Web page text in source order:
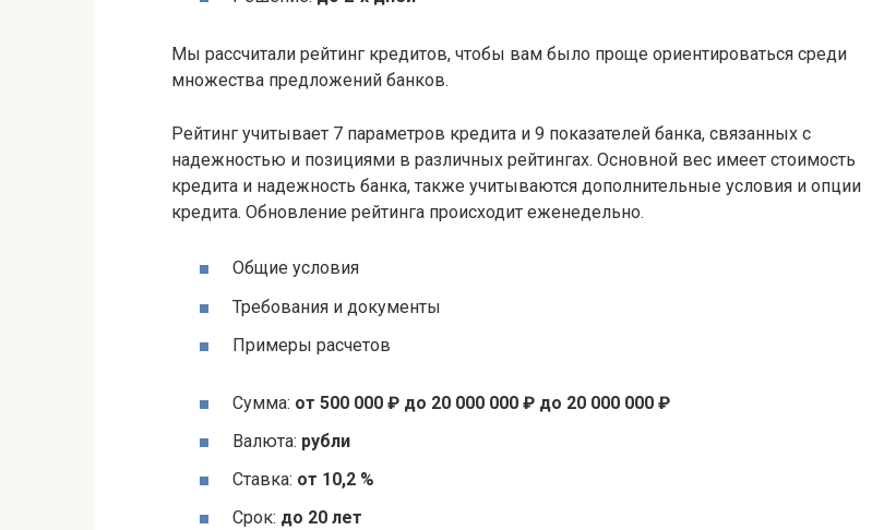
Мы рассчитали рейтинг кредитов, чтобы вам было проще ориентироваться среди
множества предложений банков.
Рейтинг учитывает 7 параметров кредита и 9 показателей банка, связанных с
надежностью и позициями в различных рейтингах. Основной вес имеет стоимость
кредита и надежность банка, также учитываются дополнительные условия и опции
кредита. Обновление рейтинга происходит еженедельно.
Общие условия
Требования и документы
Примеры расчетов
Сумма: от 500 000 ₽ до 20 000 000 ₽ до 20 000 000 ₽
Валюта: рубли
Ставка: от 10,2 %
Срок: до 20 лет